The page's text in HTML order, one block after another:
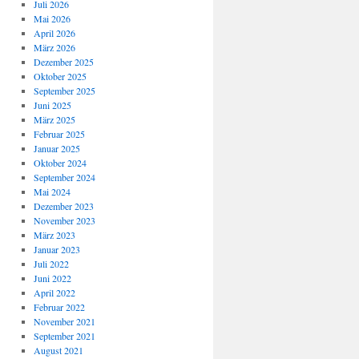
Juli 2026
Mai 2026
April 2026
März 2026
Dezember 2025
Oktober 2025
September 2025
Juni 2025
März 2025
Februar 2025
Januar 2025
Oktober 2024
September 2024
Mai 2024
Dezember 2023
November 2023
März 2023
Januar 2023
Juli 2022
Juni 2022
April 2022
Februar 2022
November 2021
September 2021
August 2021